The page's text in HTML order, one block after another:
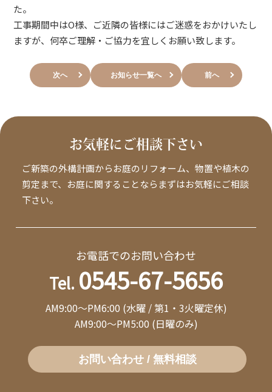
た。
工事期間中はO様、ご近隣の皆様にはご迷惑をおかけいたし
ますが、何卒ご理解・ご協力を宜しくお願い致します。
次へ お知らせ一覧へ 前へ
お気軽にご相談下さい
ご新築の外構計画からお庭のリフォーム、物置や植木の
剪定まで、お庭に関することならまずはお気軽にご相談
下さい。
お電話でのお問い合わせ
Tel. 0545-67-5656
AM9:00～PM6:00 (水曜 / 第1・3火曜定休)
AM9:00～PM5:00 (日曜のみ)
お問い合わせ / 無料相談